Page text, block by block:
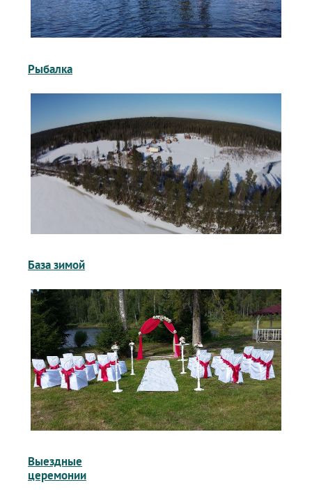
Рыбалка
База зимой
Выездные
церемонии